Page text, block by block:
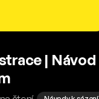
| Návod